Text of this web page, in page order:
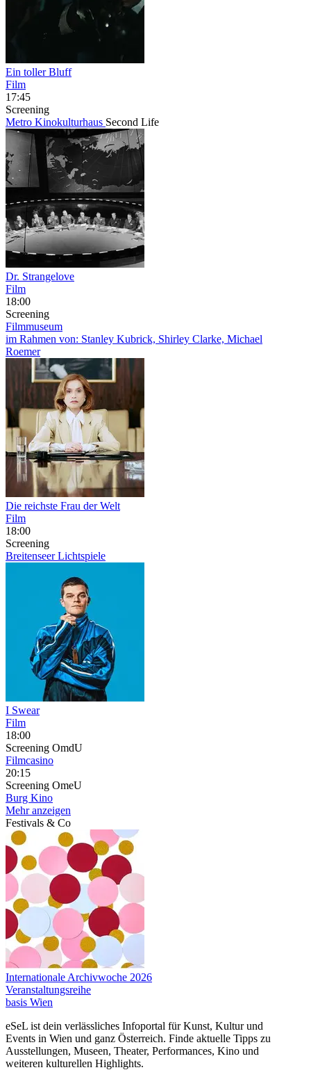
Ein toller Bluff
Film
17:45
Screening
Metro Kinokulturhaus Second Life
Dr. Strangelove
Film
18:00
Screening
Filmmuseum
im Rahmen von: Stanley Kubrick, Shirley Clarke, Michael
Roemer
Die reichste Frau der Welt
Film
18:00
Screening
Breitenseer Lichtspiele
I Swear
Film
18:00
Screening OmdU
Filmcasino
20:15
Screening OmeU
Burg Kino
Mehr anzeigen
Festivals & Co
Internationale Archivwoche 2026
Veranstaltungsreihe
basis Wien
eSeL ist dein verlässliches Infoportal für Kunst, Kultur und
Events in Wien und ganz Österreich. Finde aktuelle Tipps zu
Ausstellungen, Museen, Theater, Performances, Kino und
weiteren kulturellen Highlights.